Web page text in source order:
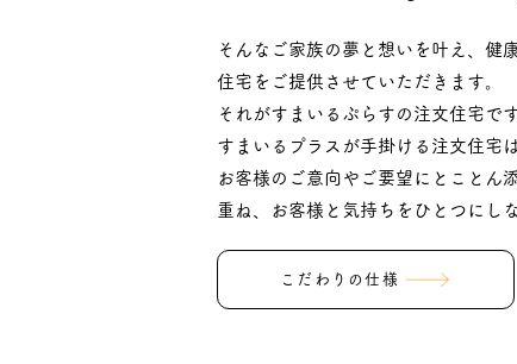
そんなご家族の夢と想いを叶え、健
住宅をご提供させていただきます。
それがすまいるぷらすの注文住宅です
すまいるプラスが手掛ける注文住宅
お客様のご意向やご要望にとことん
重ね、お客様と気持ちをひとつにし
こだわりの仕様